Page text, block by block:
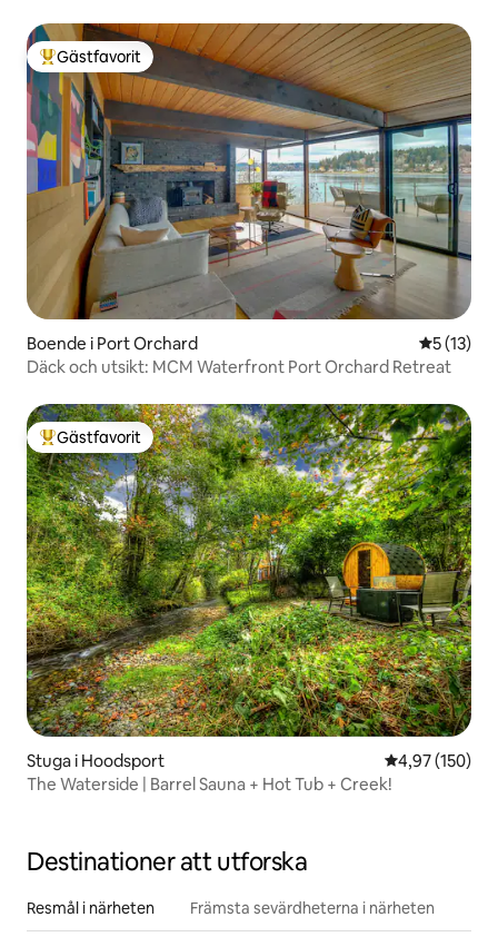
Populär gästfavorit
Gästfavorit
Boende i Port Orchard 5 av 5 i
5 (13)
Däck och utsikt: MCM Waterfront Port Orchard Retreat
Populär gästfavorit
Gästfavorit
Stuga i Hoodsport 4,97 av 5 i
4,97 (150)
The Waterside | Barrel Sauna + Hot Tub + Creek!
Destinationer att utforska
Resmål i närheten Främsta sevärdheterna i närheten